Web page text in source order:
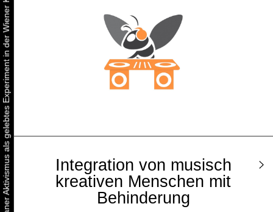
Integration von musisch
kreativen Menschen mit
Behinderung